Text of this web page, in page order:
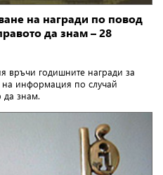
на награди по повод
да знам – 28
връчи годишните награди за
на информация по случай
знам.